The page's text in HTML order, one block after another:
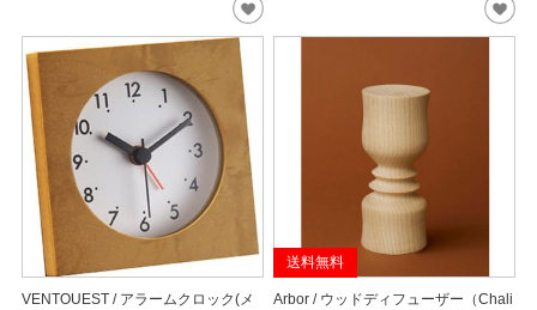
VENTOUEST / アラームクロック(メ
送料無料
Arbor / ウッドディフューザー（Chali